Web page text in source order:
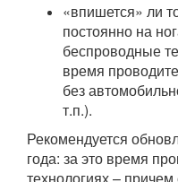
«впишется» ли
постоянно на
беспроводные
время
без
т.п.).
Рекомендуется
года: за это время